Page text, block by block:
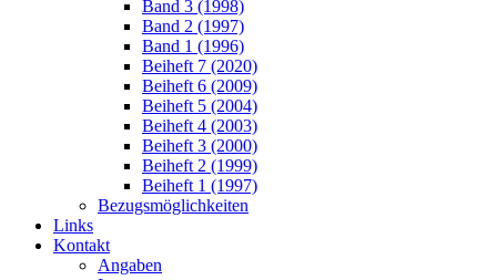
Band 3 (1998)
Band 2 (1997)
Band 1 (1996)
Beiheft 7 (2020)
Beiheft 6 (2009)
Beiheft 5 (2004)
Beiheft 4 (2003)
Beiheft 3 (2000)
Beiheft 2 (1999)
Beiheft 1 (1997)
Bezugsmöglichkeiten
Links
Kontakt
Angaben